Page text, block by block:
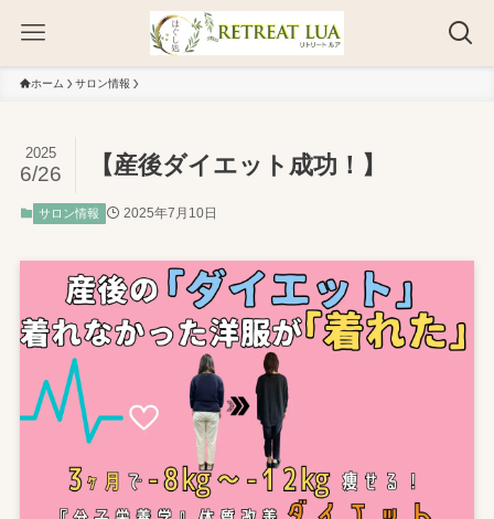
ホーム サロン情報
【産後ダイエット成功！】
2025
6/26
サロン情報 2025年7月10日